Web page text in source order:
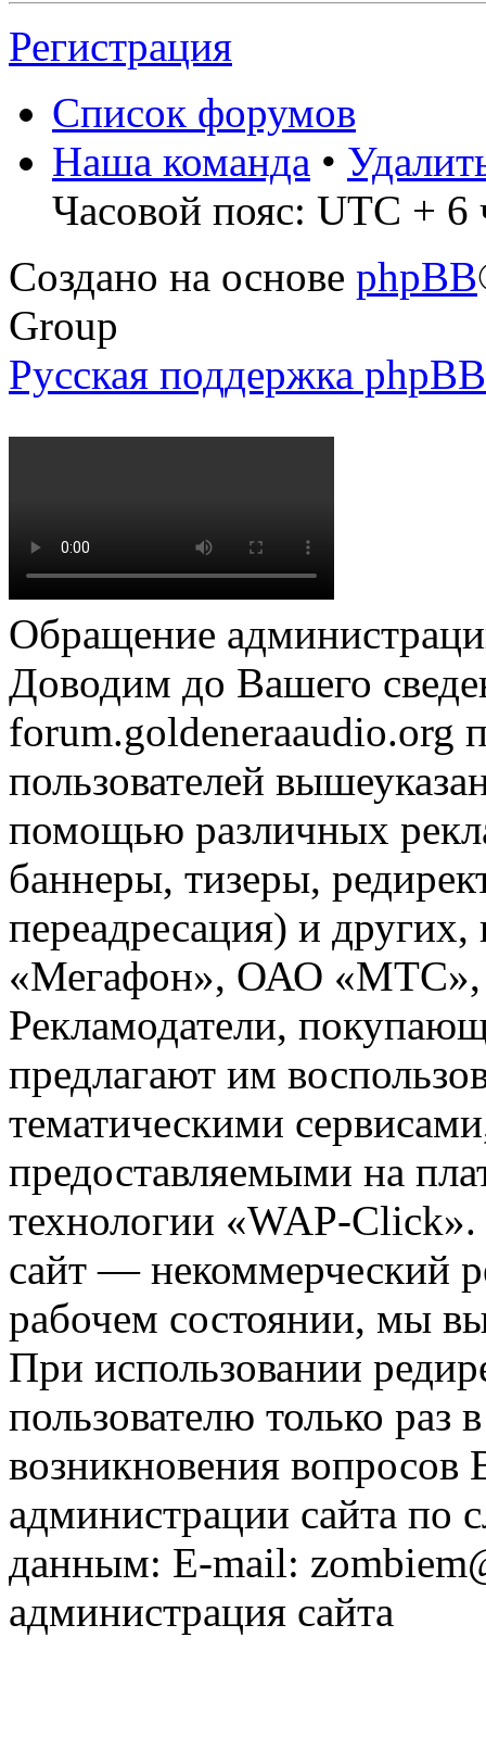
Регистрация
Список форумов
Наша команда •
Часовой пояс: UTC + 6
Создано на основе phpBB
Group
Русская поддержка phpBB
Обращение
Доводим до Вашего
forum.goldeneraaudio.org
пользователей
помощью различных
баннеры, тизеры,
переадресация) и
«Мегафон», ОАО «МТС»,
Рекламодатели,
предлагают им
тематическими
предоставляемыми на
технологии «WAP-
сайт — некоммерческий
рабочем состоянии, мы
При использовании
пользователю только раз
возникновения вопросов
администрации сайта
данным: E-mail:
администрация сайта